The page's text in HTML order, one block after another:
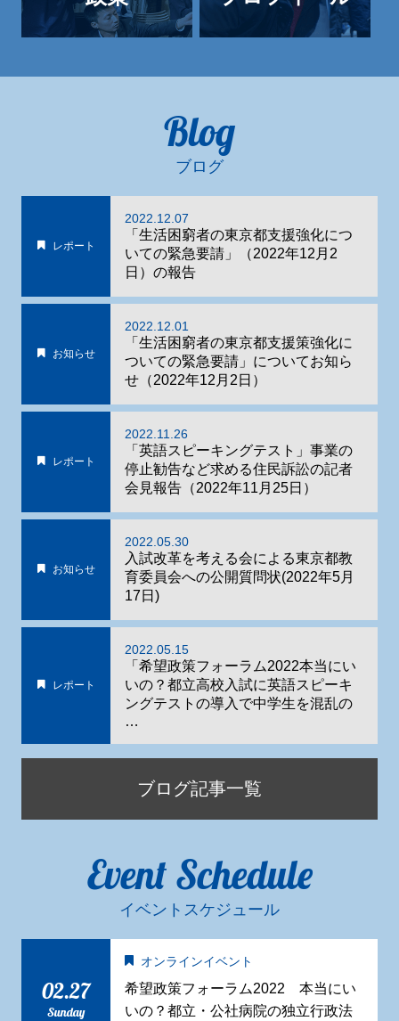
Blog
ブログ
レポート
2022.12.07
「生活困窮者の東京都支援強化につ
いての緊急要請」（2022年12月2
日）の報告
お知らせ
2022.12.01
「生活困窮者の東京都支援策強化に
ついての緊急要請」についてお知ら
せ（2022年12月2日）
レポート
2022.11.26
「英語スピーキングテスト」事業の
停止勧告など求める住民訴訟の記者
会見報告（2022年11月25日）
お知らせ
2022.05.30
入試改革を考える会による東京都教
育委員会への公開質問状(2022年5月
17日)
レポート
2022.05.15
「希望政策フォーラム2022本当にい
いの？都立高校入試に英語スピーキ
ングテストの導入で中学生を混乱の
…
ブログ記事一覧
Event Schedule
イベントスケジュール
02.27
Sunday
オンラインイベント
希望政策フォーラム2022 本当にい
いの？都立・公社病院の独立行政法